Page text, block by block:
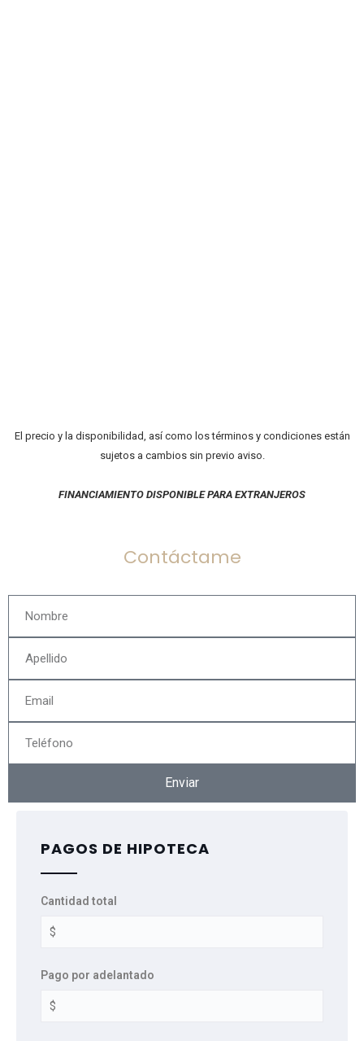
El precio y la disponibilidad, así como los términos y condiciones están
sujetos a cambios sin previo aviso.
FINANCIAMIENTO DISPONIBLE PARA EXTRANJEROS
Contáctame
Enviar
PAGOS DE HIPOTECA
Cantidad total
Pago por adelantado